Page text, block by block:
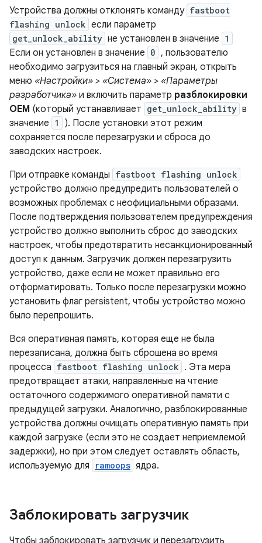
Устройства должны отклонять команду fastboot
flashing unlock если параметр
get_unlock_ability не установлен в значение 1
Если он установлен в значение 0 , пользователю
необходимо загрузиться на главный экран, открыть
меню «Настройки» > «Система» > «Параметры
разработчика» и включить параметр разблокировки
OEM (который устанавливает get_unlock_ability в
значение 1
). После установки этот режим
сохраняется после перезагрузки и сброса до
заводских настроек.
При отправке команды fastboot flashing unlock
устройство должно предупредить пользователей о
возможных проблемах с неофициальными образами.
После подтверждения пользователем предупреждения
устройство должно выполнить сброс до заводских
настроек, чтобы предотвратить несанкционированный
доступ к данным. Загрузчик должен перезагрузить
устройство, даже если не может правильно его
отформатировать. Только после перезагрузки можно
установить флаг persistent, чтобы устройство можно
было перепрошить.
Вся оперативная память, которая еще не была
перезаписана, должна быть сброшена во время
процесса fastboot flashing unlock . Эта мера
предотвращает атаки, направленные на чтение
остаточного содержимого оперативной памяти с
предыдущей загрузки. Аналогично, разблокированные
устройства должны очищать оперативную память при
каждой загрузке (если это не создает неприемлемой
задержки), но при этом следует оставлять область,
используемую для
ramoops ядра.
Заблокировать загрузчик
Чтобы заблокировать загрузчик и перезагрузить